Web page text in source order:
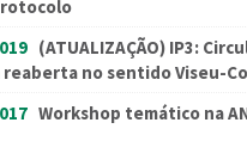
(ATUALIZAÇÃO) IP3:
reaberta no sentido Viseu-
Workshop temático na